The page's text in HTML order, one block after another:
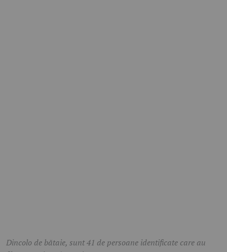
Dincolo de bătaie, sunt 41 de persoane identificate care au